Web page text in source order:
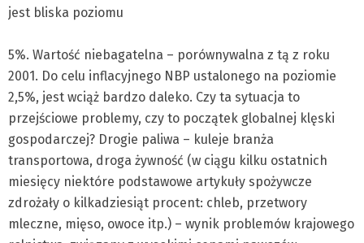
jest bliska poziomu
5%. Wartość niebagatelna – porównywalna z tą z roku
2001. Do celu inflacyjnego NBP ustalonego na poziomie
2,5%, jest wciąż bardzo daleko. Czy ta sytuacja to
przejściowe problemy, czy to początek globalnej klęski
gospodarczej? Drogie paliwa – kuleje branża
transportowa, droga żywność (w ciągu kilku ostatnich
miesięcy niektóre podstawowe artykuły spożywcze
zdrożały o kilkadziesiąt procent: chleb, przetwory
mleczne, mięso, owoce itp.) – wynik problemów krajowego